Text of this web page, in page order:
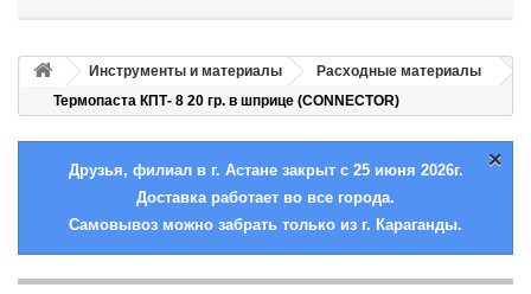
Инструменты и материалы
Расходные материалы
Термопаста КПТ- 8 20 гр. в шприце (CONNECTOR)
×
Друзья, филиал в г. Астане закрыт с 25 июня 2026г.
Доставка работает во все города.
Самовывоз можно забрать только из г. Караганды.